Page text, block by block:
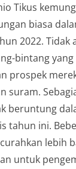
Tikus
biasa
2022. Tidak
bintang
prospek
suram.
beruntung
tahun ini.
lebih
untuk